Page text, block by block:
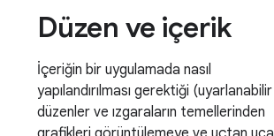
Düzen ve içerik
İçeriğin bir uygulamada nasıl
yapılandırılması gerektiği (uyarlanabilir
düzenler ve ızgaraların temellerinden